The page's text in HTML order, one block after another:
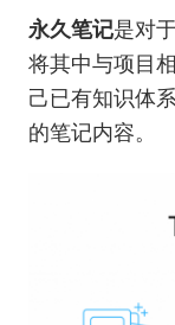
永久笔记是对
将其中与项目
己已有知识体
的笔记内容。